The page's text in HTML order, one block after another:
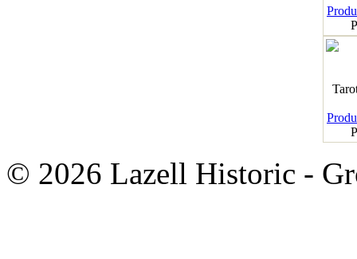
© 2026 Lazell Historic -